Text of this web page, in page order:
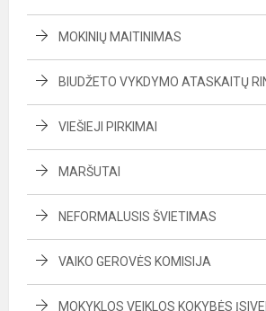
MOKINIŲ MAITINIMAS
BIUDŽETO VYKDYMO ATASKAITŲ
VIEŠIEJI PIRKIMAI
MARŠUTAI
NEFORMALUSIS ŠVIETIMAS
VAIKO GEROVĖS KOMISIJA
MOKYKLOS VEIKLOS KOKYBĖS